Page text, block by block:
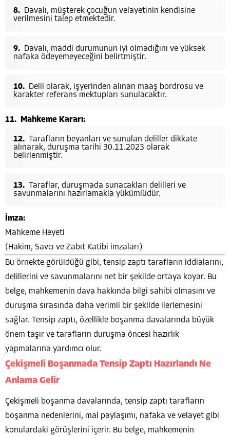
Davalı, müşterek çocuğun velayetinin kendisine
verilmesini talep etmektedir.
Davalı, maddi durumunun iyi olmadığını ve yüksek
nafaka ödeyemeyeceğini belirtmiştir.
Delil olarak, işyerinden alınan maaş bordrosu ve
karakter referans mektupları sunulacaktır.
Mahkeme Kararı:
Tarafların beyanları ve sunulan deliller dikkate
alınarak, duruşma tarihi 30.11.2023 olarak
belirlenmiştir.
Taraflar, duruşmada sunacakları delilleri ve
savunmalarını hazırlamakla yükümlüdür.
İmza:
Mahkeme Heyeti
(Hakim, Savcı ve Zabıt Katibi imzaları)
Bu örnekte görüldüğü gibi, tensip zaptı tarafların iddialarını,
delillerini ve savunmalarını net bir şekilde ortaya koyar. Bu
belge, mahkemenin dava hakkında bilgi sahibi olmasını ve
duruşma sırasında daha verimli bir şekilde ilerlemesini
sağlar. Tensip zaptı, özellikle boşanma davalarında büyük
önem taşır ve tarafların duruşma öncesi hazırlık
yapmalarına yardımcı olur.
Çekişmeli Boşanmada Tensip Zaptı Hazırlandı Ne
Anlama Gelir
Çekişmeli boşanma davalarında, tensip zaptı tarafların
boşanma nedenlerini, mal paylaşımı, nafaka ve velayet gibi
konulardaki görüşlerini içerir. Bu belge, mahkemenin